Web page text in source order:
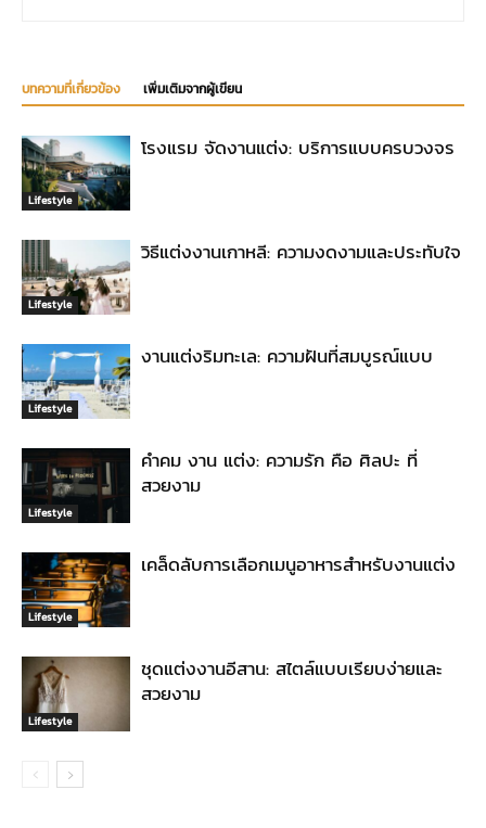
บทความที่เกี่ยวข้อง เพิ่มเติมจากผู้เขียน
Lifestyle
โรงแรม จัดงานแต่ง: บริการแบบครบวงจร
Lifestyle
วิธีแต่งงานเกาหลี: ความงดงามและประทับใจ
Lifestyle
งานแต่งริมทะเล: ความฝันที่สมบูรณ์แบบ
Lifestyle
คำคม งาน แต่ง: ความรัก คือ ศิลปะ ที่
สวยงาม
Lifestyle
เคล็ดลับการเลือกเมนูอาหารสำหรับงานแต่ง
Lifestyle
ชุดแต่งงานอีสาน: สไตล์แบบเรียบง่ายและ
สวยงาม